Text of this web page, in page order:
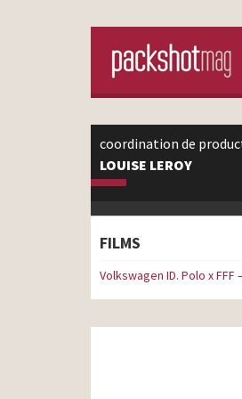
coordination de
LOUISE LEROY
FILMS
Volkswagen ID. Polo x